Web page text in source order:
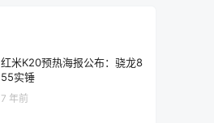
红米K20预热海报公布：骁龙8
55实锤
7 年前